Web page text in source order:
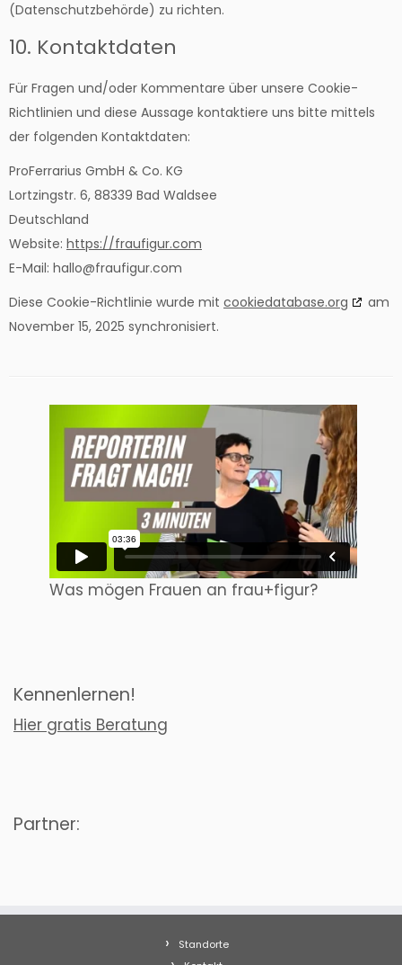
(Datenschutzbehörde) zu richten.
10. Kontaktdaten
Für Fragen und/oder Kommentare über unsere Cookie-
Richtlinien und diese Aussage kontaktiere uns bitte mittels
der folgenden Kontaktdaten:
ProFerrarius GmbH & Co. KG
Lortzingstr. 6, 88339 Bad Waldsee
Deutschland
Website: https://fraufigur.com
E-Mail: hallo@fraufigur.com
Diese Cookie-Richtlinie wurde mit cookiedatabase.org
am
November 15, 2025 synchronisiert.
Was mögen Frauen an frau+figur?
Kennenlernen!
Hier gratis Beratung
Partner:
Standorte